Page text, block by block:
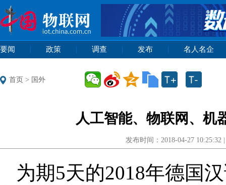
首页 > 国外
人工智能、物联网、机
发布时间：2018-04-27
为期5天的2018年德国